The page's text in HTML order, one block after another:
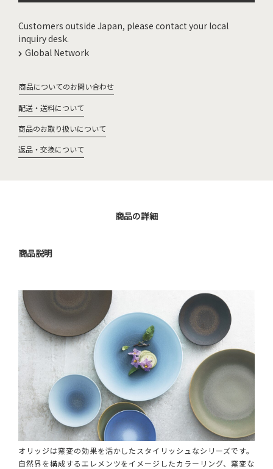
Customers outside Japan, please contact your local
inquiry desk.
Global Network
商品についてのお問い合わせ
配送・送料について
商品のお取り扱いについて
返品・交換について
商品の詳細
商品説明
オリッジは窯変の効果を活かしたスタイリッシュなシリーズです。
自然界を構成するエレメンツをイメージしたカラーリング、窯変な